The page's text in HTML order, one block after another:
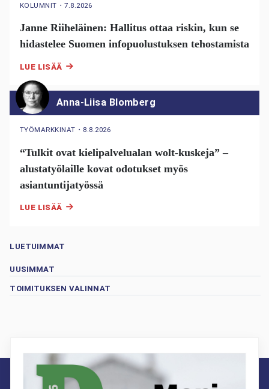
KOLUMNIT ・7.8.2026
Janne Riiheläinen: Hallitus ottaa riskin, kun se
hidastelee Suomen infopuolustuksen tehostamista
LUE LISÄÄ
Anna-Liisa Blomberg
TYÖMARKKINAT ・ 8.8.2026
“Tulkit ovat kielipalvelualan wolt-kuskeja” –
alustatyölaille kovat odotukset myös
asiantuntijatyössä
LUE LISÄÄ
LUETUIMMAT
UUSIMMAT
TOIMITUKSEN VALINNAT